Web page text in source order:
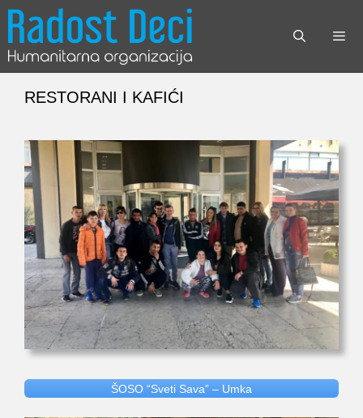
Skip
content
RESTORANI I KAFIĆI
ŠOSO “Sveti Sava” – Umka